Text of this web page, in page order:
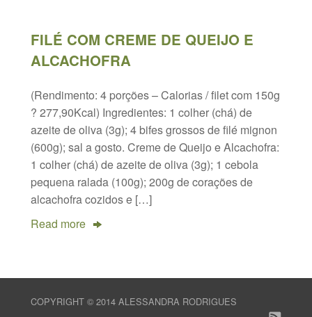
FILÉ COM CREME DE QUEIJO E
ALCACHOFRA
(Rendimento: 4 porções – Calorias / filet com 150g
? 277,90Kcal) Ingredientes: 1 colher (chá) de
azeite de oliva (3g); 4 bifes grossos de filé mignon
(600g); sal a gosto. Creme de Queijo e Alcachofra:
1 colher (chá) de azeite de oliva (3g); 1 cebola
pequena ralada (100g); 200g de corações de
alcachofra cozidos e […]
Read more
COPYRIGHT © 2014 ALESSANDRA RODRIGUES